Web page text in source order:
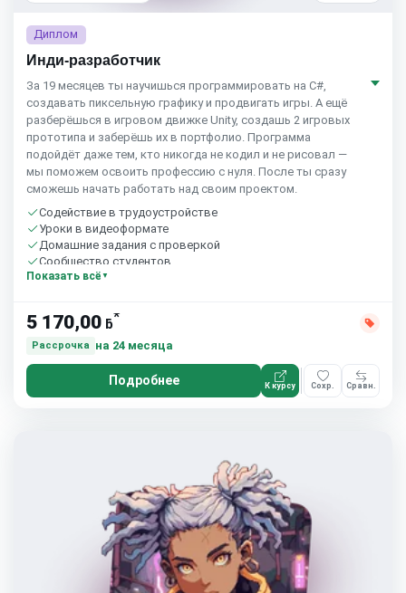
Диплом
Инди-разработчик
За 19 месяцев ты научишься программировать на C#,
создавать пиксельную графику и продвигать игры. А ещё
разберёшься в игровом движке Unity, создашь 2 игровых
прототипа и заберёшь их в портфолио. Программа
подойдёт даже тем, кто никогда не кодил и не рисовал —
мы поможем освоить профессию с нуля. После ты сразу
сможешь начать работать над своим проектом.
Содействие в трудоустройстве
Уроки в видеоформате
Домашние задания с проверкой
Сообщество студентов
Показать всё
5 170,00 ƃ*
Рассрочка на 24 месяца
Подробнее К курсу Сохр. Сравн.